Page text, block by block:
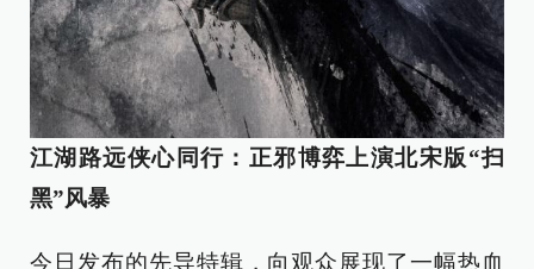
江湖路远侠心同行：正邪博弈上演北宋版“扫
黑”风暴
今日发布的先导特辑，向观众展现了一幅热血